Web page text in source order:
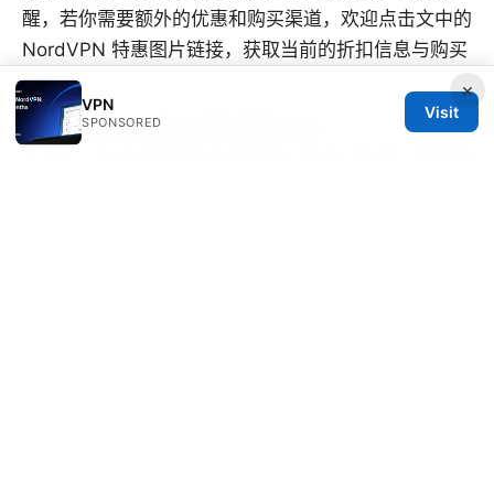
醒，若你需要额外的优惠和购买渠道，欢迎点击文中的
NordVPN 特惠图片链接，获取当前的折扣信息与购买
入口。
Vpn 免費 大陸 使用指南與風險評估
Vpn、プライベー
×
VPN
SPONSORED
Visit